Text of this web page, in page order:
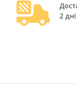
2 дні